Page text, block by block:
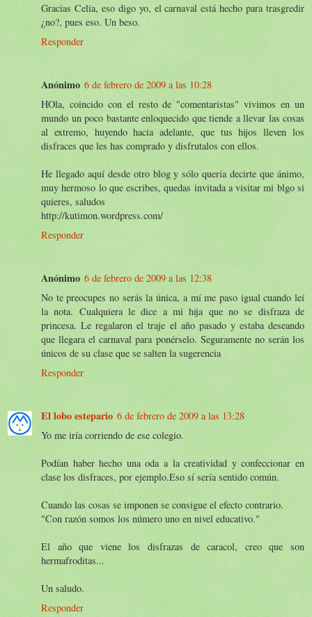
Gracias Celia, eso digo yo, el carnaval está hecho para trasgredir
¿no?, pues eso. Un beso.
Responder
Anónimo 6 de febrero de 2009 a las 10:28
HOla, coincido con el resto de "comentaristas" vivimos en un
mundo un poco bastante enloquecido que tiende a llevar las cosas
al extremo, huyendo hacia adelante, que tus hijos lleven los
disfraces que les has comprado y disfrutalos con ellos.
He llegado aquí desde otro blog y sólo quería decirte que ánimo,
muy hermoso lo que escribes, quedas invitada a visitar mi blgo si
quieres, saludos
http://kutimon.wordpress.com/
Responder
Anónimo 6 de febrero de 2009 a las 12:38
No te preocupes no serás la única, a mí me paso igual cuando leí
la nota. Cualquiera le dice a mi hija que no se disfraza de
princesa. Le regalaron el traje el año pasado y estaba deseando
que llegara el carnaval para ponérselo. Seguramente no serán los
únicos de su clase que se salten la sugerencia
Responder
El lobo estepario 6 de febrero de 2009 a las 13:28
Yo me iría corriendo de ese colegio.
Podían haber hecho una oda a la creatividad y confeccionar en
clase los disfraces, por ejemplo.Eso sí sería sentido común.
Cuando las cosas se imponen se consigue el efecto contrario.
"Con razón somos los número uno en nivel educativo."
El año que viene los disfrazas de caracol, creo que son
hermafroditas...
Un saludo.
Responder